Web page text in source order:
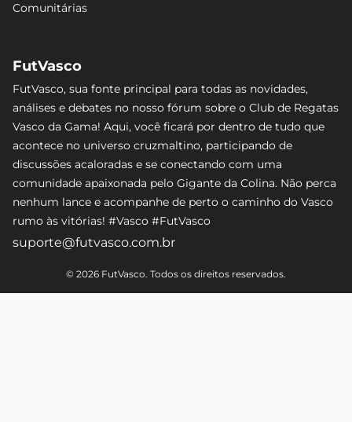
Comunitárias
FutVasco
FutVasco, sua fonte principal para todas as novidades,
análises e debates no nosso fórum sobre o Club de Regatas
Vasco da Gama! Aqui, você ficará por dentro de tudo que
acontece no universo cruzmaltino, participando de
discussões acaloradas e se conectando com uma
comunidade apaixonada pelo Gigante da Colina. Não perca
nenhum lance e acompanhe de perto o caminho do Vasco
rumo às vitórias! #Vasco #FutVasco
suporte@futvasco.com.br
© 2026 FutVasco. Todos os direitos reservados.